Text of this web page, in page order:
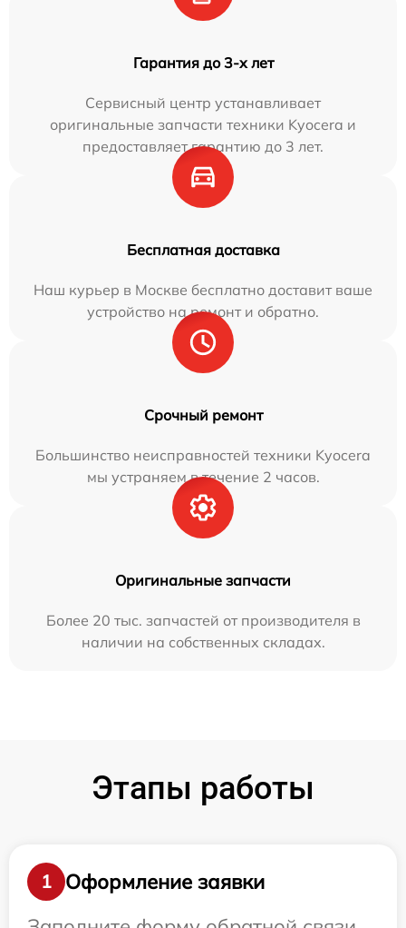
Гарантия до 3-х лет
Сервисный центр устанавливает
оригинальные запчасти техники Kyocera и
предоставляет гарантию до 3 лет.
Бесплатная доставка
Наш курьер в Москве бесплатно доставит ваше
устройство на ремонт и обратно.
Срочный ремонт
Большинство неисправностей техники Kyocera
мы устраняем в течение 2 часов.
Оригинальные запчасти
Более 20 тыс. запчастей от производителя в
наличии на собственных складах.
Этапы работы
1
Оформление заявки